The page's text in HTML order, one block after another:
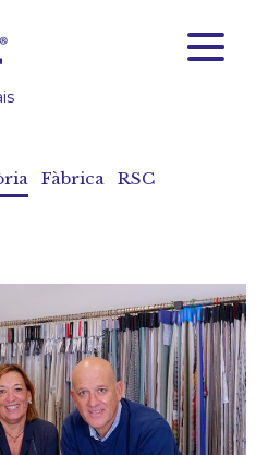
Fàbrica RSC